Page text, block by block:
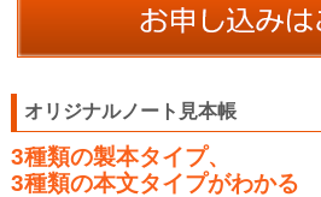
オリジナルノート見本帳
3種類の製本タイプ、
3種類の本文タイプがわかる